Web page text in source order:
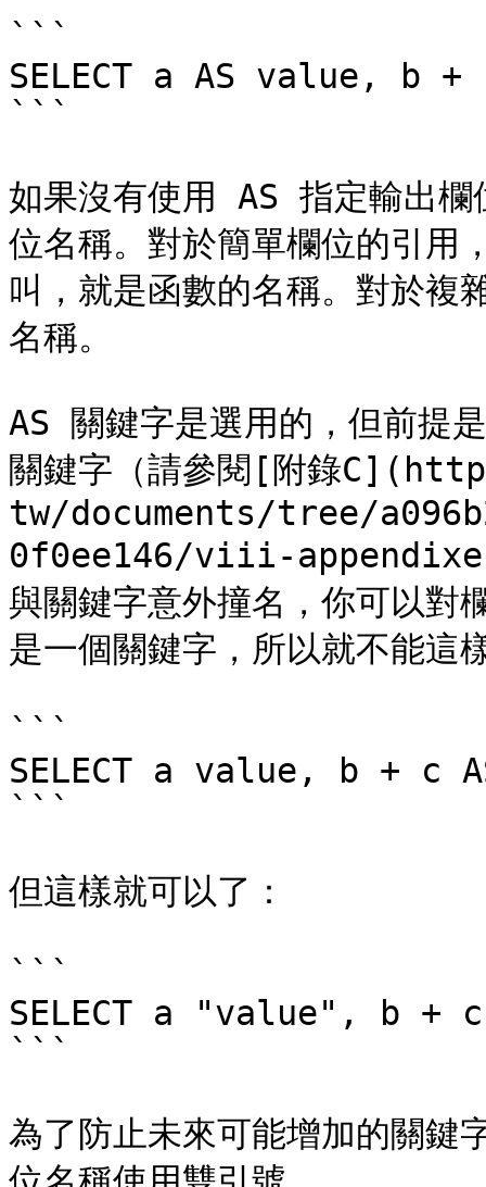
```
SELECT a AS value, b +
```
如果沒有使用 AS 指定輸出欄
位名稱。對於簡單欄位的引用
叫，就是函數的名稱。對於複
名稱。
AS 關鍵字是選用的，但前提
關鍵字（請參閱[附錄
tw/documents/tree/
0f0ee146/viii-
與關鍵字意外撞名，你可以對
是一個關鍵字，所以就不能這
```
SELECT a value, b + c
```
但這樣就可以了：
```
SELECT a "value", b + c
```
為了防止未來可能增加的關鍵